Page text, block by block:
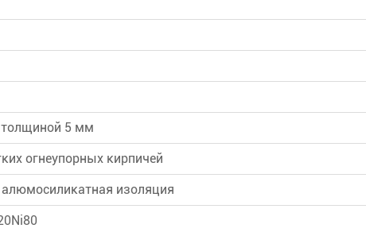
толщиной 5 мм
огнеупорных кирпичей
изоляция